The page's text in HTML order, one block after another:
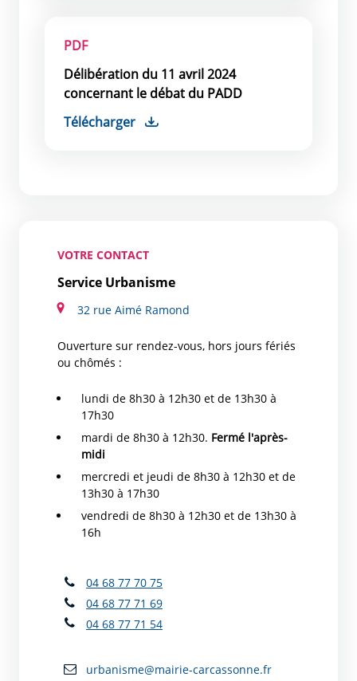
PDF
Délibération du 11 avril 2024
concernant le débat du PADD
Télécharger
VOTRE CONTACT
Service Urbanisme
32 rue Aimé Ramond
Ouverture sur rendez-vous, hors jours fériés
ou chômés :
lundi de 8h30 à 12h30 et de 13h30 à
17h30
mardi de 8h30 à 12h30. Fermé l'après-
midi
mercredi et jeudi de 8h30 à 12h30 et de
13h30 à 17h30
vendredi de 8h30 à 12h30 et de 13h30 à
16h
04 68 77 70 75
04 68 77 71 69
04 68 77 71 54
urbanisme@mairie-carcassonne.fr